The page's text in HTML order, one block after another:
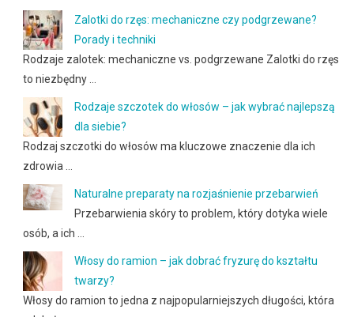
Zalotki do rzęs: mechaniczne czy podgrzewane?
Porady i techniki
Rodzaje zalotek: mechaniczne vs. podgrzewane Zalotki do rzęs
to niezbędny …
Rodzaje szczotek do włosów – jak wybrać najlepszą
dla siebie?
Rodzaj szczotki do włosów ma kluczowe znaczenie dla ich
zdrowia …
Naturalne preparaty na rozjaśnienie przebarwień
Przebarwienia skóry to problem, który dotyka wiele
osób, a ich …
Włosy do ramion – jak dobrać fryzurę do kształtu
twarzy?
Włosy do ramion to jedna z najpopularniejszych długości, która